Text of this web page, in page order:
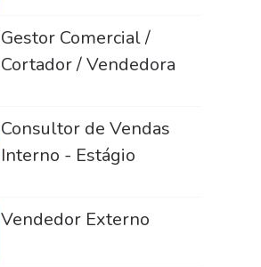
Gestor Comercial /
Cortador / Vendedora
Consultor de Vendas
Interno - Estágio
Vendedor Externo